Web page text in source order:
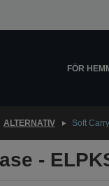
FÖR
ALTERNATIV Soft
-